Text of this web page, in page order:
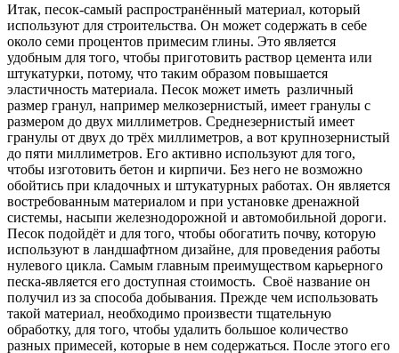
Итак, песок-самый распространённый материал, который
используют для строительства. Он может содержать в себе
около семи процентов примесим глины. Это является
удобным для того, чтобы приготовить раствор цемента или
штукатурки, потому, что таким образом повышается
эластичность материала. Песок может иметь различный
размер гранул, например мелкозернистый, имеет гранулы с
размером до двух миллиметров. Среднезернистый имеет
гранулы от двух до трёх миллиметров, а вот крупнозернистый
до пяти миллиметров. Его активно используют для того,
чтобы изготовить бетон и кирпичи. Без него не возможно
обойтись при кладочных и штукатурных работах. Он является
востребованным материалом и при установке дренажной
системы, насыпи железнодорожной и автомобильной дороги.
Песок подойдёт и для того, чтобы обогатить почву, которую
используют в ландшафтном дизайне, для проведения работы
нулевого цикла. Самым главным преимуществом карьерного
песка-является его доступная стоимость. Своё название он
получил из за способа добывания. Прежде чем использовать
такой материал, необходимо произвести тщательную
обработку, для того, чтобы удалить большое количество
разных примесей, которые в нем содержаться. После этого его